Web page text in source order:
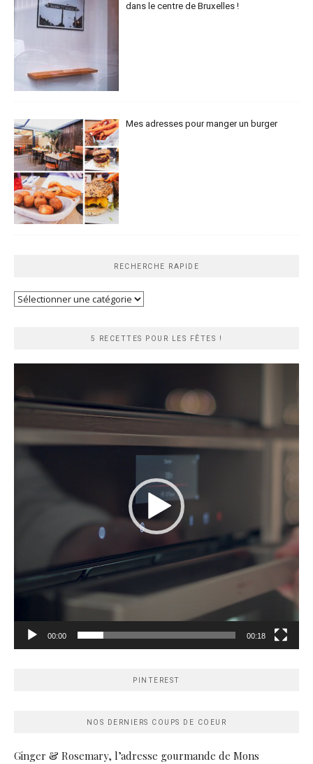
dans le centre de Bruxelles !
Mes adresses pour manger un burger
RECHERCHE RAPIDE
Recherche
5 RECETTES POUR LES FÊTES !
00:00 00:18
PINTEREST
NOS DERNIERS COUPS DE COEUR
Ginger & Rosemary, l’adresse gourmande de Mons